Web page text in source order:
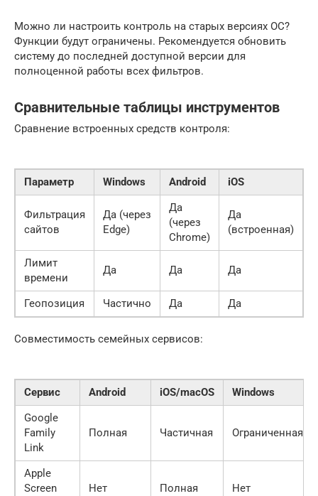
Можно ли настроить контроль на старых версиях ОС?
Функции будут ограничены. Рекомендуется обновить
систему до последней доступной версии для
полноценной работы всех фильтров.
Сравнительные таблицы инструментов
Сравнение встроенных средств контроля:
Параметр Windows Android iOS
Фильтрация
сайтов
Да (через
Edge)
Да
(через
Chrome)
Да
(встроенная)
Лимит
времени
Да Да Да
Геопозиция Частично Да Да
Совместимость семейных сервисов:
Сервис Android iOS/macOS
Windows
Google
Family
Link
Полная Частичная Ограниченная
Apple
Screen
Нет Полная Нет